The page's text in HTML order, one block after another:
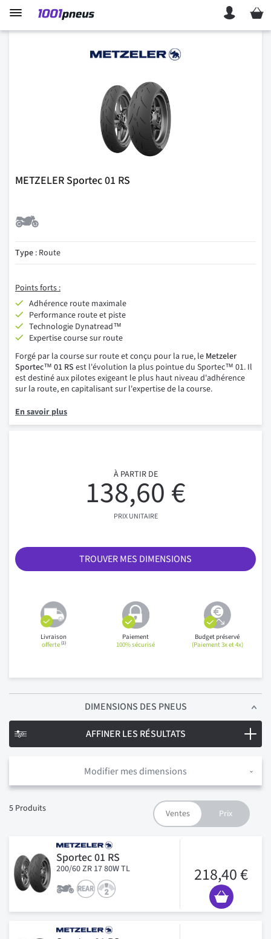
Mon
METZELER Sportec 01 RS
Type : Route
Points forts :
Adhérence route maximale
Performance route et piste
Technologie Dynatread™
Expertise course sur route
Forgé par la course sur route et conçu pour la rue, le Metzeler
Sportec™ 01 RS est l'évolution la plus pointue du Sportec™ 01. Il
est destiné aux pilotes exigeant le plus haut niveau d'adhérence
sur la route, en capitalisant sur l'expertise de la course.
En savoir plus
À PARTIR DE
138,60 €
PRIX UNITAIRE
TROUVER MES DIMENSIONS
Livraison
offerte(1)
Paiement
100% sécurisé
Budget préservé
(Paiement 3x et 4x)
DIMENSIONS DES PNEUS
Modifier mes dimensions
5 Produits
Sportec 01 RS
200/60 ZR 17 80W TL 218,40 €
AFFINER LES RÉSULTATS